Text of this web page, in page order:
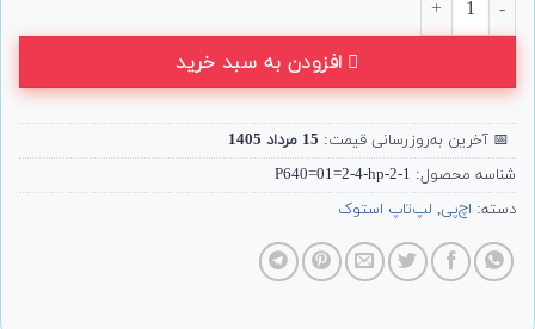
افزودن به سبد خرید
📅 آخرین به‌روزرسانی قیمت: 15 مرداد 1405
شناسه محصول: P640=01=2-4-hp-2-1
دسته: اچ‌پی, لپ‌تاپ استوک